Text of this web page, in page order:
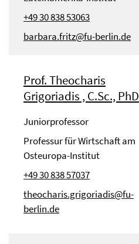
+49 30 838 53063
barbara.fritz@fu-berlin.de
Prof. Theocharis
Grigoriadis , C.Sc., PhD
Juniorprofessor
Professur für Wirtschaft am
Osteuropa-Institut
+49 30 838 57037
theocharis.grigoriadis@fu-
berlin.de